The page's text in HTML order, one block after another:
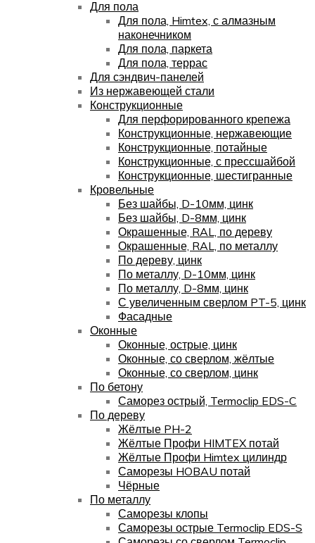
Для пола
Для пола, Himtex, с алмазным
наконечником
Для пола, паркета
Для пола, террас
Для сэндвич-панелей
Из нержавеющей стали
Конструкционные
Для перфорированного крепежа
Конструкционные, нержавеющие
Конструкционные, потайные
Конструкционные, с прессшайбой
Конструкционные, шестигранные
Кровельные
Без шайбы, D-10мм, цинк
Без шайбы, D-8мм, цинк
Окрашенные, RAL, по дереву
Окрашенные, RAL, по металлу
По дереву, цинк
По металлу, D-10мм, цинк
По металлу, D-8мм, цинк
С увеличенным сверлом PT-5, цинк
Фасадные
Оконные
Оконные, острые, цинк
Оконные, со сверлом, жёлтые
Оконные, со сверлом, цинк
По бетону
Саморез острый, Termoclip EDS-C
По дереву
Жёлтые PH-2
Жёлтые Профи HIMTEX потай
Жёлтые Профи Himtex цилиндр
Саморезы HOBAU потай
Чёрные
По металлу
Саморезы клопы
Саморезы острые Termoclip EDS-S